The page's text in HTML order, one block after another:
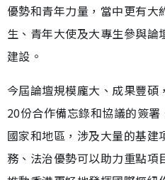
優勢和青年力量，當中更有
生、青年大使及大專生參與論
建設。
今屆論壇規模龐大、成果豐碩
20份合作備忘錄和協議的簽
國家和地區，涉及大量的基建
務、法治優勢可以助力重點